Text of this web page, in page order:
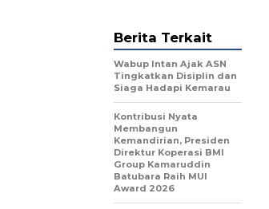
Berita Terkait
Wabup Intan Ajak ASN
Tingkatkan Disiplin dan
Siaga Hadapi Kemarau
Kontribusi Nyata
Membangun
Kemandirian, Presiden
Direktur Koperasi BMI
Group Kamaruddin
Batubara Raih MUI
Award 2026